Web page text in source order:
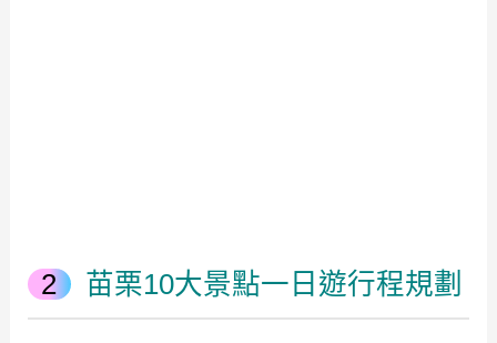
苗栗10大景點一日遊行程規劃